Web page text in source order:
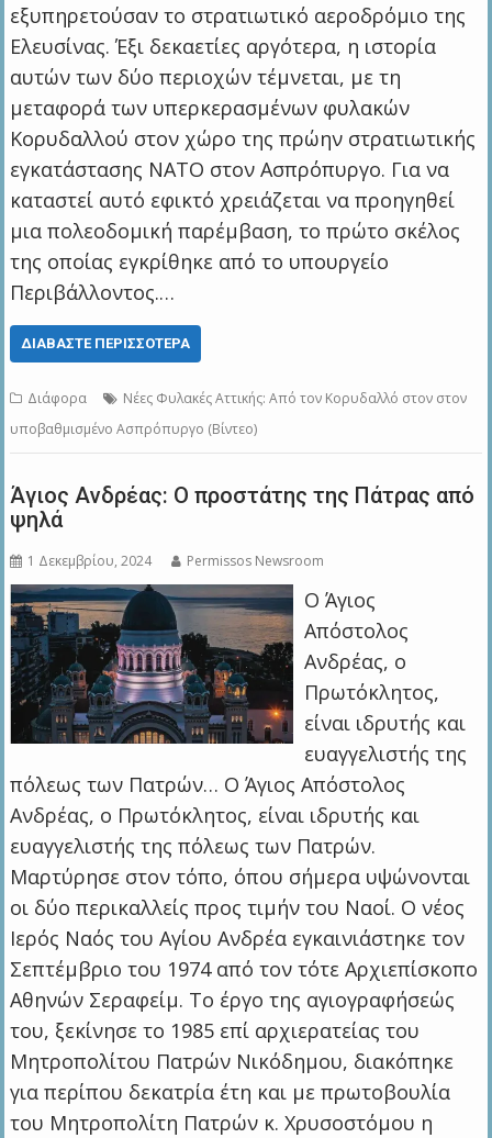
εξυπηρετούσαν το στρατιωτικό αεροδρόμιο της
Ελευσίνας. Έξι δεκαετίες αργότερα, η ιστορία
αυτών των δύο περιοχών τέμνεται, με τη
μεταφορά των υπερκερασμένων φυλακών
Κορυδαλλού στον χώρο της πρώην στρατιωτικής
εγκατάστασης ΝΑΤΟ στον Ασπρόπυργο. Για να
καταστεί αυτό εφικτό χρειάζεται να προηγηθεί
μια πολεοδομική παρέμβαση, το πρώτο σκέλος
της οποίας εγκρίθηκε από το υπουργείο
Περιβάλλοντος.…
ΔΙΑΒΆΣΤΕ ΠΕΡΙΣΣΌΤΕΡΑ
Διάφορα
Νέες Φυλακές Αττικής: Από τον Κορυδαλλό στον στον
υποβαθμισμένο Ασπρόπυργο (Βίντεο)
Άγιος Ανδρέας: Ο προστάτης της Πάτρας από
ψηλά
1 Δεκεμβρίου, 2024 Permissos Newsroom
Ο Άγιος
Απόστολος
Ανδρέας, ο
Πρωτόκλητος,
είναι ιδρυτής και
ευαγγελιστής της
πόλεως των Πατρών… Ο Άγιος Απόστολος
Ανδρέας, ο Πρωτόκλητος, είναι ιδρυτής και
ευαγγελιστής της πόλεως των Πατρών.
Μαρτύρησε στον τόπο, όπου σήμερα υψώνονται
οι δύο περικαλλείς προς τιμήν του Ναοί. O νέος
Ιερός Ναός του Αγίου Ανδρέα εγκαινιάστηκε τον
Σεπτέμβριο του 1974 από τον τότε Αρχιεπίσκοπο
Αθηνών Σεραφείμ. Το έργο της αγιογραφήσεώς
του, ξεκίνησε το 1985 επί αρχιερατείας του
Μητροπολίτου Πατρών Νικόδημου, διακόπηκε
για περίπου δεκατρία έτη και με πρωτοβουλία
του Μητροπολίτη Πατρών κ. Χρυσοστόμου η